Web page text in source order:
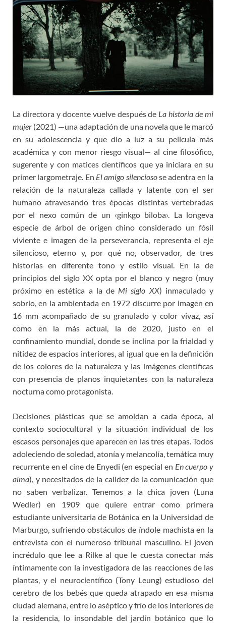
La directora y docente vuelve después de La historia de mi
mujer (2021) —una adaptación de una novela que le marcó
en su adolescencia y que dio a luz a su película más
académica y con menor riesgo visual— al cine filosófico,
sugerente y con matices científicos que ya iniciara en su
primer largometraje. En El amigo silenciosose adentra en la
relación de la naturaleza callada y latente con el ser
humano atravesando tres épocas distintas vertebradas
por el nexo común de un ‹ginkgo biloba›. La longeva
especie de árbol de origen chino considerado un fósil
viviente e imagen de la perseverancia, representa el eje
silencioso, eterno y, por qué no, observador, de tres
historias en diferente tono y estilo visual. En la de
principios del siglo XX opta por el blanco y negro (muy
próximo en estética a la de Mi siglo XX) inmaculado y
sobrio, en la ambientada en 1972 discurre por imagen en
16 mm acompañado de su granulado y color vivaz, así
como en la más actual, la de 2020, justo en el
confinamiento mundial, donde se inclina por la frialdad y
nitidez de espacios interiores, al igual que en la definición
de los colores de la naturaleza y las imágenes científicas
con presencia de planos inquietantes con la naturaleza
nocturna como protagonista.
Decisiones plásticas que se amoldan a cada época, al
contexto sociocultural y la situación individual de los
escasos personajes que aparecen en las tres etapas. Todos
adoleciendo de soledad, atonía y melancolía, temática muy
recurrente en el cine de Enyedi (en especial en En cuerpo y
alma), y necesitados de la calidez de la comunicación que
no saben verbalizar. Tenemos a la chica joven (Luna
Wedler) en 1909 que quiere entrar como primera
estudiante universitaria de Botánica en la Universidad de
Marburgo, sufriendo obstáculos de índole machista en la
entrevista con el numeroso tribunal masculino. El joven
incrédulo que lee a Rilke al que le cuesta conectar más
íntimamente con la investigadora de las reacciones de las
plantas, y el neurocientífico (Tony Leung) estudioso del
cerebro de los bebés que queda atrapado en esa misma
ciudad alemana, entre lo aséptico y frío de los interiores de
la residencia, lo insondable del jardín botánico que lo